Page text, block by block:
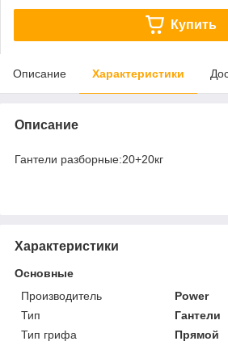
Купить
Описание Характеристики
Описание
Гантели разборные:20+20кг
Характеристики
Основные
Производитель
Power
Тип
Гантели
Тип грифа
Прямой